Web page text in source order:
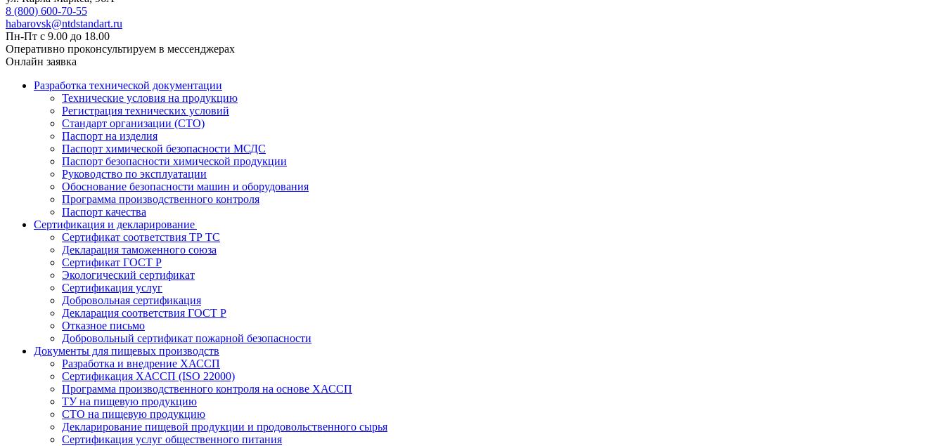
8 (800) 600-70-55
habarovsk@ntdstandart.ru
Пн-Пт с 9.00 до 18.00
Оперативно проконсультируем в мессенджерах
Онлайн заявка
Разработка технической документации
Технические условия на продукцию
Регистрация технических условий
Стандарт организации (СТО)
Паспорт на изделия
Паспорт химической безопасности МСДС
Паспорт безопасности химической продукции
Руководство по эксплуатации
Обоснование безопасности машин и оборудования
Программа производственного контроля
Паспорт качества
Сертификация и декларирование
Сертификат соответствия ТР ТС
Декларация таможенного союза
Сертификат ГОСТ Р
Экологический сертификат
Сертификация услуг
Добровольная сертификация
Декларация соответствия ГОСТ Р
Отказное письмо
Добровольный сертификат пожарной безопасности
Документы для пищевых производств
Разработка и внедрение ХАССП
Сертификация ХАССП (ISO 22000)
Программа производственного контроля на основе ХАССП
ТУ на пищевую продукцию
СТО на пищевую продукцию
Декларирование пищевой продукции и продовольственного сырья
Сертификация услуг общественного питания